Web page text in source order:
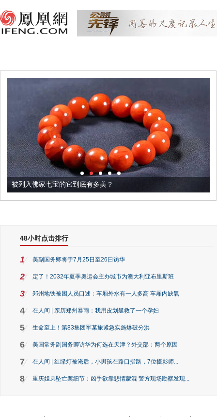
被列入佛家七宝的它到底有多美？
48小时点击排行
1 美副国务卿将于7月25日至26日访华
2 定了！2032年夏季奥运会主办城市为澳大利亚布里斯班
3 郑州地铁被困人员口述：车厢外水有一人多高 车厢内缺氧
4 在人间 | 亲历郑州暴雨：我用皮划艇救了一个孕妇
5 生命至上！第83集团军某旅紧急实施爆破分洪
6 美国常务副国务卿访华为何选在天津？外交部：两个原因
7 在人间 | 红绿灯被淹后，小男孩在路口指路，7位摄影师...
8 重庆姐弟坠亡案细节：凶手欲靠悲情蒙混 警方现场勘察发现...